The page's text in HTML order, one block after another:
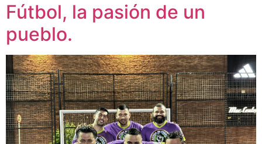
Fútbol, la pasión de un
pueblo.